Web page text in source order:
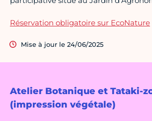
Atelier Botanique et Tataki-
(impression végétale)
Réservation obligatoire sur EcoNature
Mise à jour le 24/06/2025